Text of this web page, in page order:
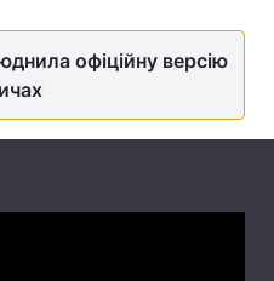
Інциденти
Туризм
офіційну версію